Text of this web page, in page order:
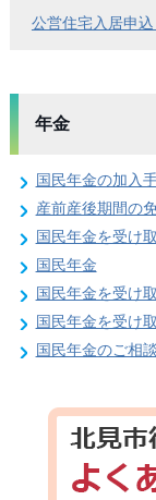
公営住宅入居申込
年金
国民年金の加入手
産前産後期間の
国民年金を受け
国民年金
国民年金を受け
国民年金を受け
国民年金のご相談